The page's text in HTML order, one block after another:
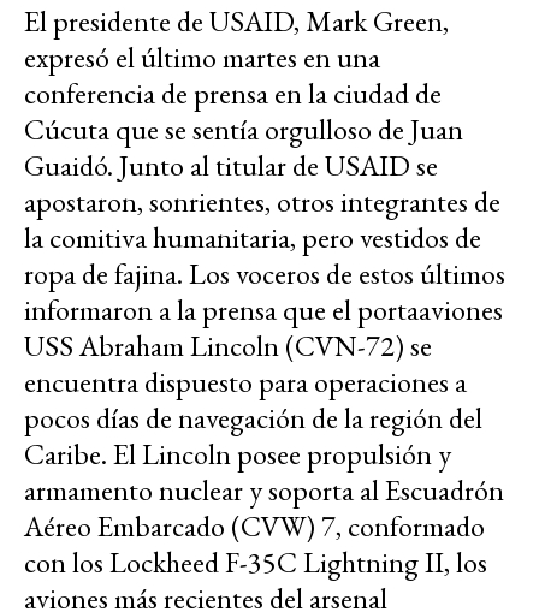
El presidente de USAID, Mark Green,
expresó el último martes en una
conferencia de prensa en la ciudad de
Cúcuta que se sentía orgulloso de Juan
Guaidó. Junto al titular de USAID se
apostaron, sonrientes, otros integrantes de
la comitiva humanitaria, pero vestidos de
ropa de fajina. Los voceros de estos últimos
informaron a la prensa que el portaaviones
USS Abraham Lincoln (CVN-72) se
encuentra dispuesto para operaciones a
pocos días de navegación de la región del
Caribe. El Lincoln posee propulsión y
armamento nuclear y soporta al Escuadrón
Aéreo Embarcado (CVW) 7, conformado
con los Lockheed F-35C Lightning II, los
aviones más recientes del arsenal